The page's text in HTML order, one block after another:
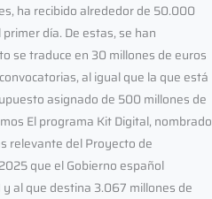
ha recibido alrededor de 50.000
día. De estas, se han
se traduce en 30 millones de euros
al igual que la que está
asignado de 500 millones de
El programa Kit Digital, nombrado
relevante del Proyecto de
que el Gobierno español
al que destina 3.067 millones de